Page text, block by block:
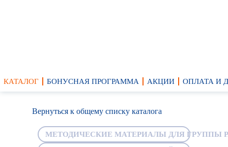
КАТАЛОГ БОНУСНАЯ ПРОГРАММА АКЦИИ ОПЛАТА И
Вернуться к общему списку каталога
МЕТОДИЧЕСКИЕ МАТЕРИАЛЫ ДЛЯ ГРУППЫ